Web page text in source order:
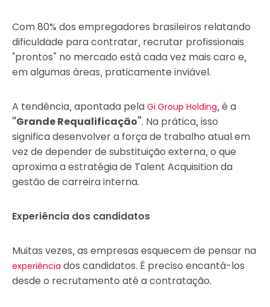
Com 80% dos empregadores brasileiros relatando
dificuldade para contratar, recrutar profissionais
“prontos” no mercado está cada vez mais caro e,
em algumas áreas, praticamente inviável.
A tendência, apontada pela Gi Group Holding, é a
“Grande Requalificação”. Na prática, isso
significa desenvolver a força de trabalho atual em
vez de depender de substituição externa, o que
aproxima a estratégia de Talent Acquisition da
gestão de carreira interna.
Experiência dos candidatos
Muitas vezes, as empresas esquecem de pensar na
experiência dos candidatos. É preciso encantá-los
desde o recrutamento até a contratação.